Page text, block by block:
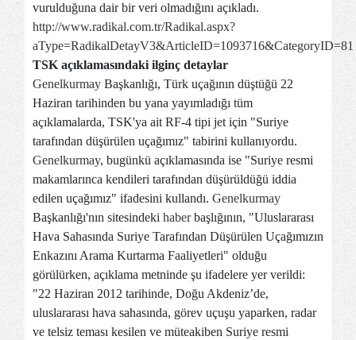
vurulduğuna dair bir veri olmadığını açıkladı.
http://www.radikal.com.tr/Radikal.aspx?
aType=RadikalDetayV3&ArticleID=1093716&CategoryID=81
TSK açıklamasındaki ilginç detaylar
Genelkurmay Başkanlığı, Türk uçağının düştüğü 22
Haziran tarihinden bu yana yayımladığı tüm
açıklamalarda, TSK'ya ait RF-4 tipi jet için "Suriye
tarafından düşürülen uçağımız" tabirini kullanıyordu.
Genelkurmay, bugünkü açıklamasında ise "Suriye resmi
makamlarınca kendileri tarafından düşürüldüğü iddia
edilen uçağımız" ifadesini kullandı. Genelkurmay
Başkanlığı'nın sitesindeki haberbaşlığının, "Uluslararası
Hava Sahasında Suriye Tarafından Düşürülen Uçağımızın
Enkazını Arama Kurtarma Faaliyetleri" olduğu
görülürken, açıklama metninde şu ifadelere yer verildi:
"22 Haziran 2012 tarihinde, Doğu Akdeniz’de,
uluslararası hava sahasında, görev uçuşu yaparken, radar
ve telsiz teması kesilen ve müteakiben Suriye resmi